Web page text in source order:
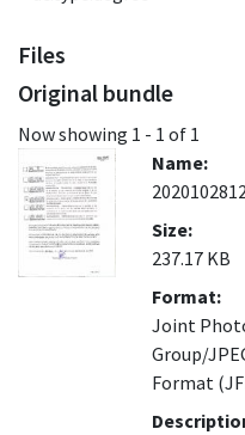
Files
Original bundle
Now showing 1 - 1 of 1
Name:
Size:
237.17 KB
Format:
Joint
Group/
Format